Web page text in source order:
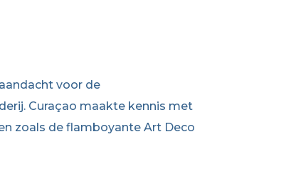
voor de
Curaçao maakte kennis met
zoals de flamboyante Art Deco